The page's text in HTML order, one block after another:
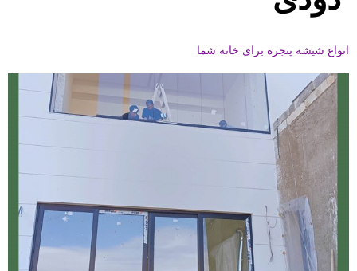
انواع شیشه پنجره برای خانه شما